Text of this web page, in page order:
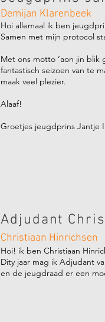
Demijan Klarenbeek
Hoi allemaal ik ben
Samen met mijn protocol
Met ons motto ‘aon jin
fantastisch seizoen van te
maak veel plezier.
Alaaf!
Groetjes jeugdprins Jantje I
Adjudant
Christiaan Hinrichsen
Hoi! ik ben Christiaan
Dity jaar mag ik Adjudant
en de jeugdraad er een